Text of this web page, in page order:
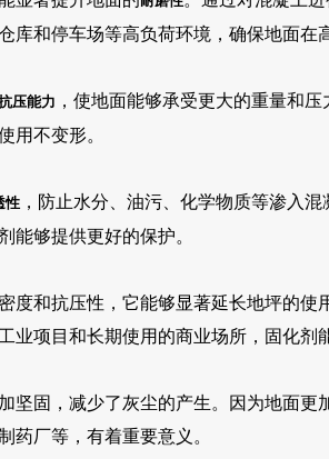
库和停车场等高负荷环境，确保地面在
压能力 ，使地面能够承受更大的重量和
用不变形。
性 ，防止水分、油污、化学物质等渗入
能够提供更好的保护。
度和抗压性，它能够显著延长地坪的
业项目和长期使用的商业场所，固化剂
坚固，减少了灰尘的产生。因为地面
药厂等，有着重要意义。